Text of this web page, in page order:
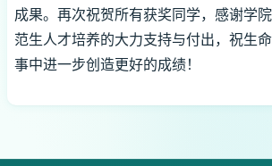
成果。再次祝贺所有获奖同学，感谢学
范生人才培养的大力支持与付出，祝生
事中进一步创造更好的成绩！